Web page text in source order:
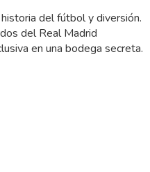
del fútbol y diversión.
del Real Madrid
en una bodega secreta.